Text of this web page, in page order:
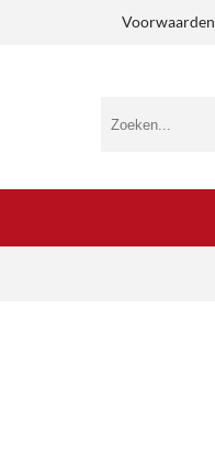
Voorwaarden